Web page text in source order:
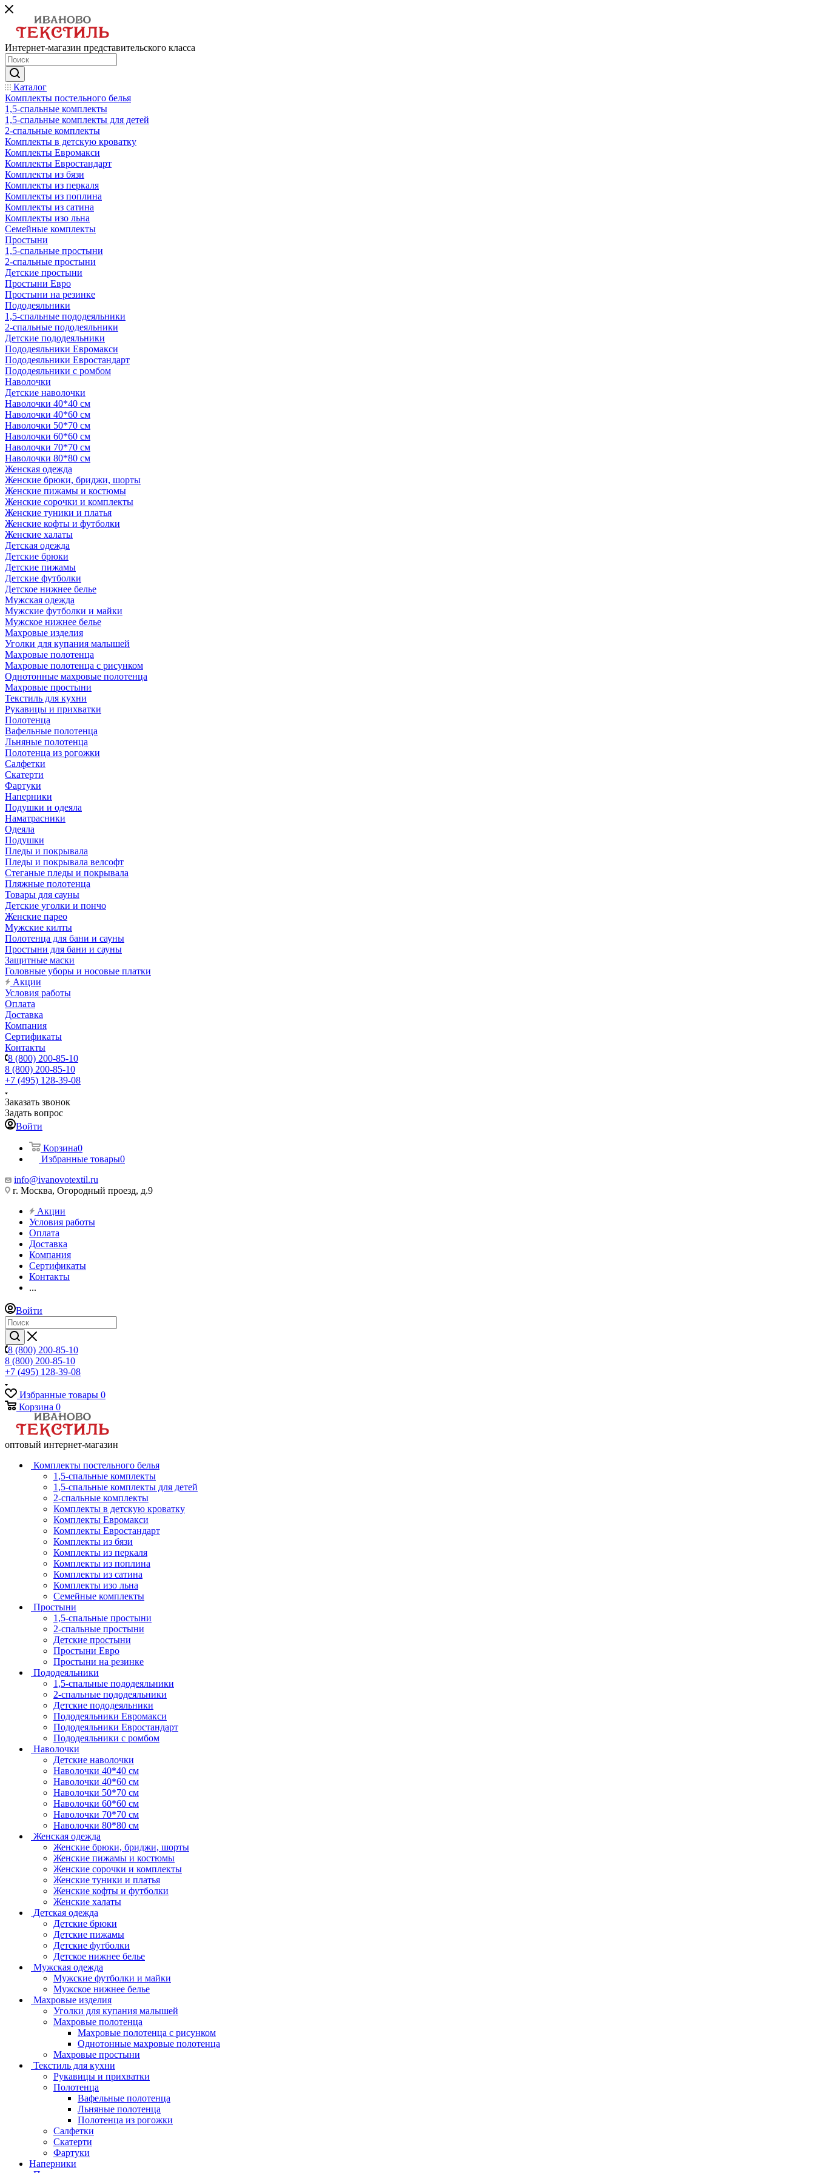
Интернет-магазин представительского класса
Каталог
Комплекты постельного белья
1,5-спальные комплекты
1,5-спальные комплекты для детей
2-спальные комплекты
Комплекты в детскую кроватку
Комплекты Евромакси
Комплекты Евростандарт
Комплекты из бязи
Комплекты из перкаля
Комплекты из поплина
Комплекты из сатина
Комплекты изо льна
Семейные комплекты
Простыни
1,5-спальные простыни
2-спальные простыни
Детские простыни
Простыни Евро
Простыни на резинке
Пододеяльники
1,5-спальные пододеяльники
2-спальные пододеяльники
Детские пододеяльники
Пододеяльники Евромакси
Пододеяльники Евростандарт
Пододеяльники с ромбом
Наволочки
Детские наволочки
Наволочки 40*40 см
Наволочки 40*60 см
Наволочки 50*70 см
Наволочки 60*60 см
Наволочки 70*70 см
Наволочки 80*80 см
Женская одежда
Женские брюки, бриджи, шорты
Женские пижамы и костюмы
Женские сорочки и комплекты
Женские туники и платья
Женские кофты и футболки
Женские халаты
Детская одежда
Детские брюки
Детские пижамы
Детские футболки
Детское нижнее белье
Мужская одежда
Мужские футболки и майки
Мужское нижнее белье
Махровые изделия
Уголки для купания малышей
Махровые полотенца
Махровые полотенца с рисунком
Однотонные махровые полотенца
Махровые простыни
Текстиль для кухни
Рукавицы и прихватки
Полотенца
Вафельные полотенца
Льняные полотенца
Полотенца из рогожки
Салфетки
Скатерти
Фартуки
Наперники
Подушки и одеяла
Наматрасники
Одеяла
Подушки
Пледы и покрывала
Пледы и покрывала велсофт
Стеганые пледы и покрывала
Пляжные полотенца
Товары для сауны
Детские уголки и пончо
Женские парео
Мужские килты
Полотенца для бани и сауны
Простыни для бани и сауны
Защитные маски
Головные уборы и носовые платки
Акции
Условия работы
Оплата
Доставка
Компания
Сертификаты
Контакты
8 (800) 200-85-10
8 (800) 200-85-10
+7 (495) 128-39-08
Заказать звонок
Задать вопрос
Войти
Корзина0
Избранные товары0
info@ivanovotextil.ru
г. Москва, Огородный проезд, д.9
Акции
Условия работы
Оплата
Доставка
Компания
Сертификаты
Контакты
...
Войти
8 (800) 200-85-10
8 (800) 200-85-10
+7 (495) 128-39-08
Избранные товары 0
Корзина 0
оптовый интернет-магазин
Комплекты постельного белья
1,5-спальные комплекты
1,5-спальные комплекты для детей
2-спальные комплекты
Комплекты в детскую кроватку
Комплекты Евромакси
Комплекты Евростандарт
Комплекты из бязи
Комплекты из перкаля
Комплекты из поплина
Комплекты из сатина
Комплекты изо льна
Семейные комплекты
Простыни
1,5-спальные простыни
2-спальные простыни
Детские простыни
Простыни Евро
Простыни на резинке
Пододеяльники
1,5-спальные пододеяльники
2-спальные пододеяльники
Детские пододеяльники
Пододеяльники Евромакси
Пододеяльники Евростандарт
Пододеяльники с ромбом
Наволочки
Детские наволочки
Наволочки 40*40 см
Наволочки 40*60 см
Наволочки 50*70 см
Наволочки 60*60 см
Наволочки 70*70 см
Наволочки 80*80 см
Женская одежда
Женские брюки, бриджи, шорты
Женские пижамы и костюмы
Женские сорочки и комплекты
Женские туники и платья
Женские кофты и футболки
Женские халаты
Детская одежда
Детские брюки
Детские пижамы
Детские футболки
Детское нижнее белье
Мужская одежда
Мужские футболки и майки
Мужское нижнее белье
Махровые изделия
Уголки для купания малышей
Махровые полотенца
Махровые полотенца с рисунком
Однотонные махровые полотенца
Махровые простыни
Текстиль для кухни
Рукавицы и прихватки
Полотенца
Вафельные полотенца
Льняные полотенца
Полотенца из рогожки
Салфетки
Скатерти
Фартуки
Наперники